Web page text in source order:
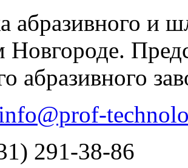
абразивного и
абразивного
291-38-86